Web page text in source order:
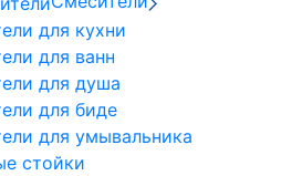
для кухни
для ванн
для душа
для биде
для умывальника
стойки